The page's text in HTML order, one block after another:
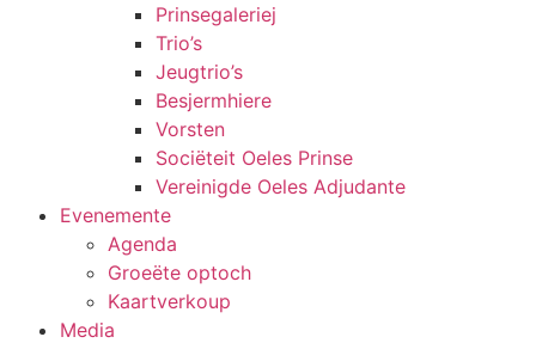
Prinsegaleriej
Trio’s
Jeugtrio’s
Besjermhiere
Vorsten
Sociëteit Oeles Prinse
Vereinigde Oeles Adjudante
Evenemente
Agenda
Groeëte optoch
Kaartverkoup
Media